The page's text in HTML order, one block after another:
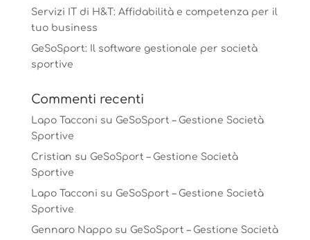
Servizi IT di H&T: Affidabilità e competenza per il
tuo business
GeSoSport: Il software gestionale per società
sportive
Commenti recenti
Lapo Tacconi su GeSoSport – Gestione Società
Sportive
Cristian su GeSoSport – Gestione Società
Sportive
Lapo Tacconi su GeSoSport – Gestione Società
Sportive
Gennaro Napposu GeSoSport – Gestione Società